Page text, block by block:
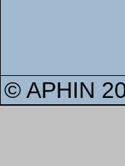
© APHIN